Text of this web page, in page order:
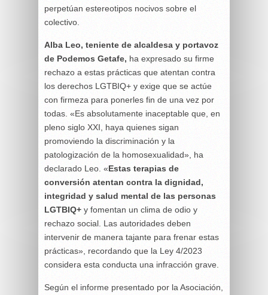
perpetúan estereotipos nocivos sobre el
colectivo.
Alba Leo, teniente de alcaldesa y portavoz
de Podemos Getafe, ha expresado su firme
rechazo a estas prácticas que atentan contra
los derechos LGTBIQ+ y exige que se actúe
con firmeza para ponerles fin de una vez por
todas. «Es absolutamente inaceptable que, en
pleno siglo XXI, haya quienes sigan
promoviendo la discriminación y la
patologización de la homosexualidad», ha
declarado Leo. «Estas terapias de
conversión atentan contra la dignidad,
integridad y salud mental de las personas
LGTBIQ+ y fomentan un clima de odio y
rechazo social. Las autoridades deben
intervenir de manera tajante para frenar estas
prácticas», recordando que la Ley 4/2023
considera esta conducta una infracción grave.
Según el informe presentado por la Asociación,